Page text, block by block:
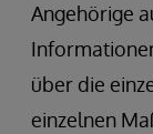
Angehörige
über die
einzelnen